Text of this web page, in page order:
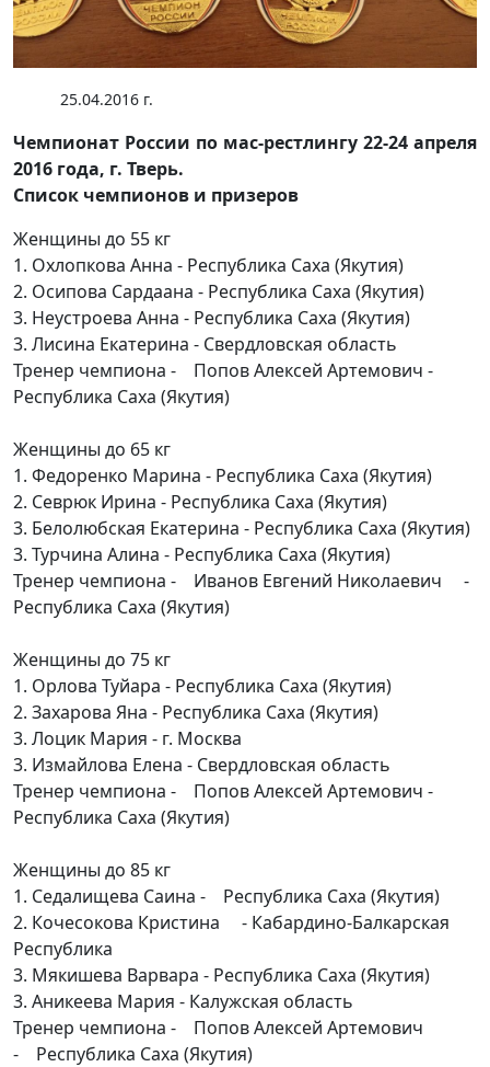
25.04.2016 г.
Чемпионат России по мас-рестлингу 22-24 апреля
2016 года, г. Тверь.
Список чемпионов и призеров
Женщины до 55 кг
1. Охлопкова Анна - Республика Саха (Якутия)
2. Осипова Сардаана - Республика Саха (Якутия)
3. Неустроева Анна - Республика Саха (Якутия)
3. Лисина Екатерина - Свердловская область
Тренер чемпиона - Попов Алексей Артемович -
Республика Саха (Якутия)
Женщины до 65 кг
1. Федоренко Марина - Республика Саха (Якутия)
2. Севрюк Ирина - Республика Саха (Якутия)
3. Белолюбская Екатерина - Республика Саха (Якутия)
3. Турчина Алина - Республика Саха (Якутия)
Тренер чемпиона - Иванов Евгений Николаевич -
Республика Саха (Якутия)
Женщины до 75 кг
1. Орлова Туйара - Республика Саха (Якутия)
2. Захарова Яна - Республика Саха (Якутия)
3. Лоцик Мария - г. Москва
3. Измайлова Елена - Свердловская область
Тренер чемпиона - Попов Алексей Артемович -
Республика Саха (Якутия)
Женщины до 85 кг
1. Седалищева Саина - Республика Саха (Якутия)
2. Кочесокова Кристина - Кабардино-Балкарская
Республика
3. Мякишева Варвара - Республика Саха (Якутия)
3. Аникеева Мария - Калужская область
Тренер чемпиона - Попов Алексей Артемович
- Республика Саха (Якутия)